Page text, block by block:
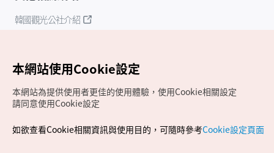
韓國觀光公社介紹
Copyrights (c) 韓國觀光公社版權所有
本網站使用Cookie設定
本網站為提供使用者更佳的使用體驗，使用Cookie相關設定
請同意使用Cookie設定
如欲查看Cookie相關資訊與使用目的，可隨時參考Cookie設定頁面